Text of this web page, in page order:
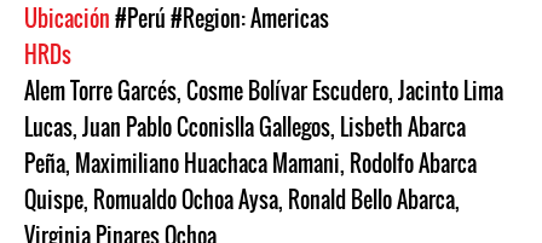
Ubicación#Perú#Region: Americas
HRDs
Alem Torre Garcés,Cosme Bolívar Escudero,Jacinto Lima
Lucas,Juan Pablo Cconislla Gallegos, Lisbeth Abarca
Peña, Maximiliano Huachaca Mamani, Rodolfo Abarca
Quispe, Romualdo Ochoa Aysa, Ronald Bello Abarca,
Virginia Pinares Ochoa